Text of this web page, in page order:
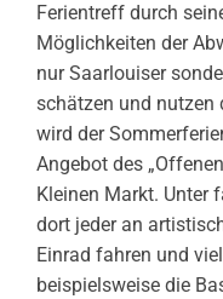
Ferientreff durch
Möglichkeiten der
nur Saarlouiser
schätzen und
wird der
Angebot des
Kleinen Markt. Unter
dort jeder an
Einrad fahren und
beispielsweise die